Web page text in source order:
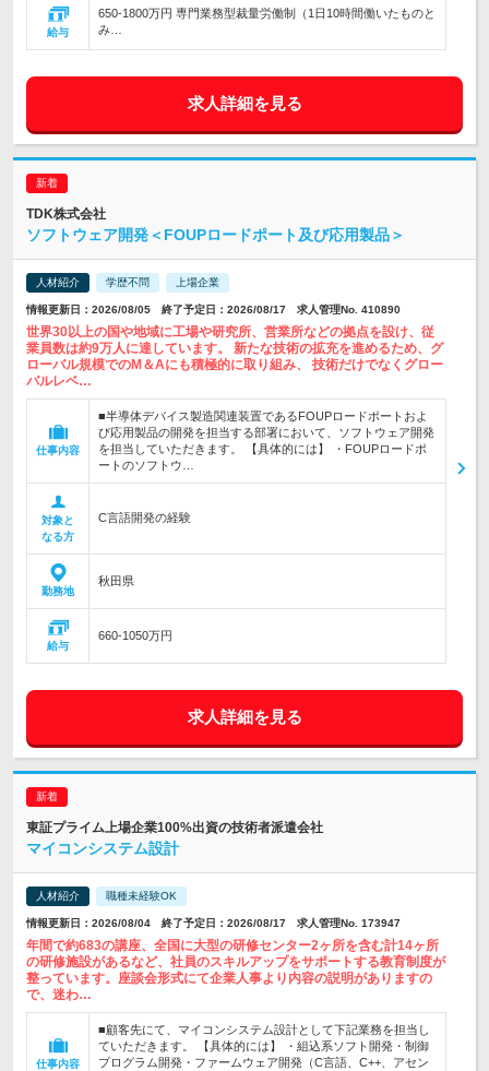
給与
650-1800万円 専門業務型裁量労働制（1日10時間働いたものと
み…
求人詳細を見る
TDK株式会社
ソフトウェア開発＜FOUPロードポート及び応用製品＞
人材紹介 学歴不問 上場企業
情報更新日：2026/08/05 終了予定日：2026/08/17 求人管理No. 410890
世界30以上の国や地域に工場や研究所、営業所などの拠点を設け、従
業員数は約9万人に達しています。 新たな技術の拡充を進めるため、グ
ローバル規模でのM＆Aにも積極的に取り組み、 技術だけでなくグロー
バルレベ…
仕事内容
■半導体デバイス製造関連装置であるFOUPロードポートおよ
び応用製品の開発を担当する部署において、ソフトウェア開発
を担当していただきます。 【具体的には】 ・FOUPロードポ
ートのソフトウ…
対象と
なる方
C言語開発の経験
勤務地
秋田県
給与
660-1050万円
求人詳細を見る
東証プライム上場企業100%出資の技術者派遣会社
マイコンシステム設計
人材紹介 職種未経験OK
情報更新日：2026/08/04 終了予定日：2026/08/17 求人管理No. 173947
年間で約683の講座、全国に大型の研修センター2ヶ所を含む計14ヶ所
の研修施設があるなど、社員のスキルアップをサポートする教育制度が
整っています。座談会形式にて企業人事より内容の説明がありますの
で、迷わ…
仕事内容
■顧客先にて、マイコンシステム設計として下記業務を担当し
ていただきます。 【具体的には】 ・組込系ソフト開発・制御
プログラム開発・ファームウェア開発（C言語、C++、アセン